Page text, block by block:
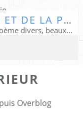
LE MONDE DE LA PHILO ET DE LA POÉSIE
Extraits de livres lus, poèmes perso, poème divers, beaux textes...
Overblog